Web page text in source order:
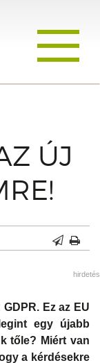
ÚJ
hirdetés
Ez az EU
egy újabb
tőle? Miért van
a kérdésekre